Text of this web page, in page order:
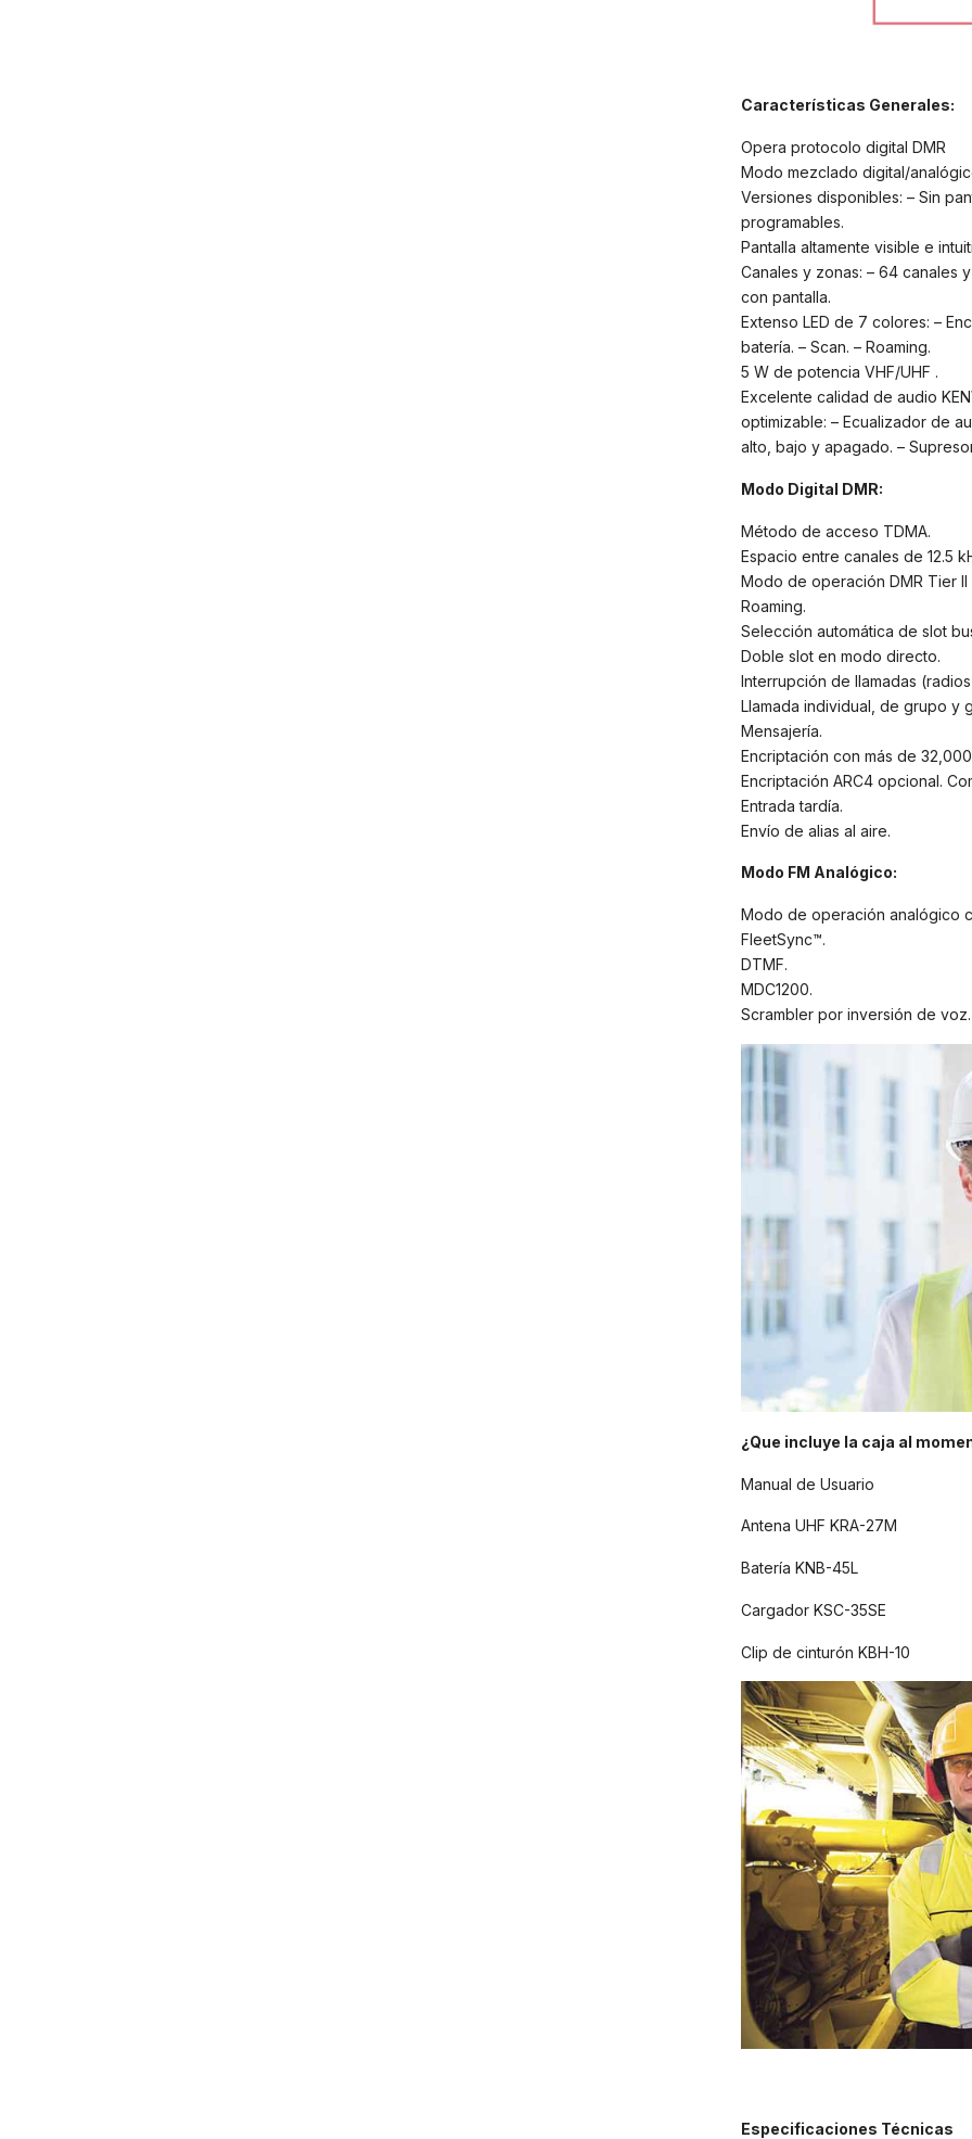
Características Generales:
Opera protocolo digital DMR
Modo mezclado digital/
Versiones disponibles: – Sin
programables.
Pantalla altamente visible e
Canales y zonas: – 64 canales
con pantalla.
Extenso LED de 7 colores: –
batería. – Scan. – Roaming.
5 W de potencia VHF/UHF .
Excelente calidad de audio
optimizable: – Ecualizador de
alto, bajo y apagado. –
Modo Digital DMR:
Método de acceso TDMA.
Espacio entre canales de 12.5
Modo de operación DMR Tier
Roaming.
Selección automática de slot
Doble slot en modo directo.
Interrupción de llamadas (radios
Llamada individual, de grupo y
Mensajería.
Encriptación con más de
Encriptación ARC4 opcional.
Entrada tardía.
Envío de alias al aire.
Modo FM Analógico:
Modo de operación analógico
FleetSync™.
DTMF.
MDC1200.
Scrambler por inversión de voz.
¿Que incluye la caja al
Manual de Usuario
Antena UHF KRA-27M
Batería KNB-45L
Cargador KSC-35SE
Clip de cinturón KBH-10
Especificaciones Técnicas